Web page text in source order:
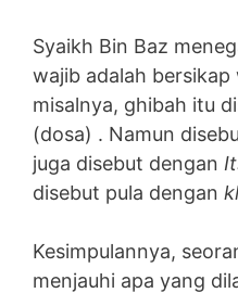
Syaikh Bin Baz
wajib adalah bersikap
misalnya, ghibah itu
(dosa) . Namun
juga disebut dengan
disebut pula dengan
Kesimpulannya,
menjauhi apa yang